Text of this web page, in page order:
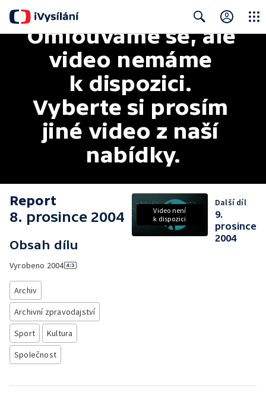
Search
Omlouváme se, ale
video nemáme
k dispozici.
Vyberte si prosím
jiné video z naší
nabídky.
Report
8. prosince 2004
Obsah dílu
Vyrobeno 2004
Archiv
Archivní zpravodajství
Sport
Kultura
Společnost
Video není
k dispozici
Další díl
9.
prosince
2004